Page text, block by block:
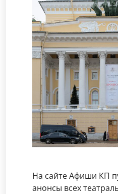
На сайте Афиши КП
анонсы всех